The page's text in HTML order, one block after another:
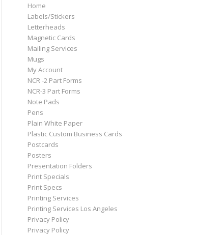
Home
Labels/Stickers
Letterheads
Magnetic Cards
Mailing Services
Mugs
My Account
NCR -2 Part Forms
NCR-3 Part Forms
Note Pads
Pens
Plain White Paper
Plastic Custom Business Cards
Postcards
Posters
Presentation Folders
Print Specials
Print Specs
Printing Services
Printing Services Los Angeles
Privacy Policy
Privacy Policy